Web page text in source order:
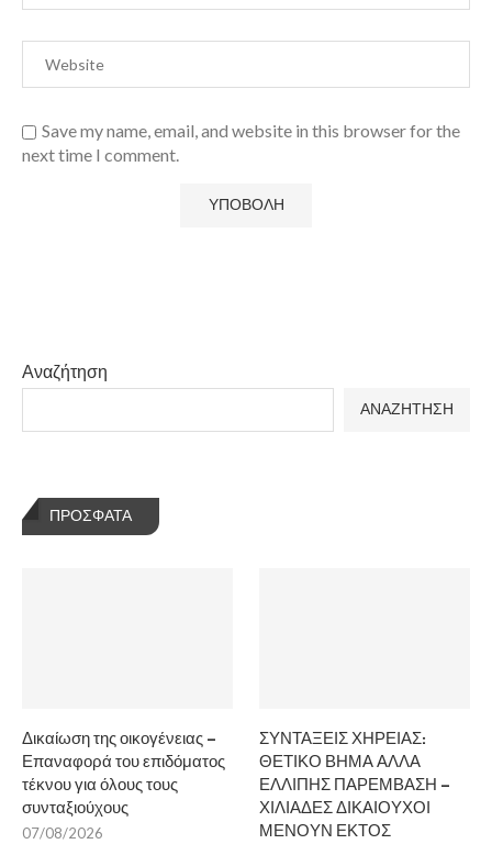
Save my name, email, and website in this browser for the
next time I comment.
Αναζήτηση
ΑΝΑΖΗΤΗΣΗ
ΠΡΌΣΦΑΤΑ
Δικαίωση της οικογένειας –
Επαναφορά του επιδόματος
τέκνου για όλους τους
συνταξιούχους
07/08/2026
ΣΥΝΤΑΞΕΙΣ ΧΗΡΕΙΑΣ:
ΘΕΤΙΚΟ ΒΗΜΑ ΑΛΛΑ
ΕΛΛΙΠΗΣ ΠΑΡΕΜΒΑΣΗ –
ΧΙΛΙΑΔΕΣ ΔΙΚΑΙΟΥΧΟΙ
ΜΕΝΟΥΝ ΕΚΤΟΣ